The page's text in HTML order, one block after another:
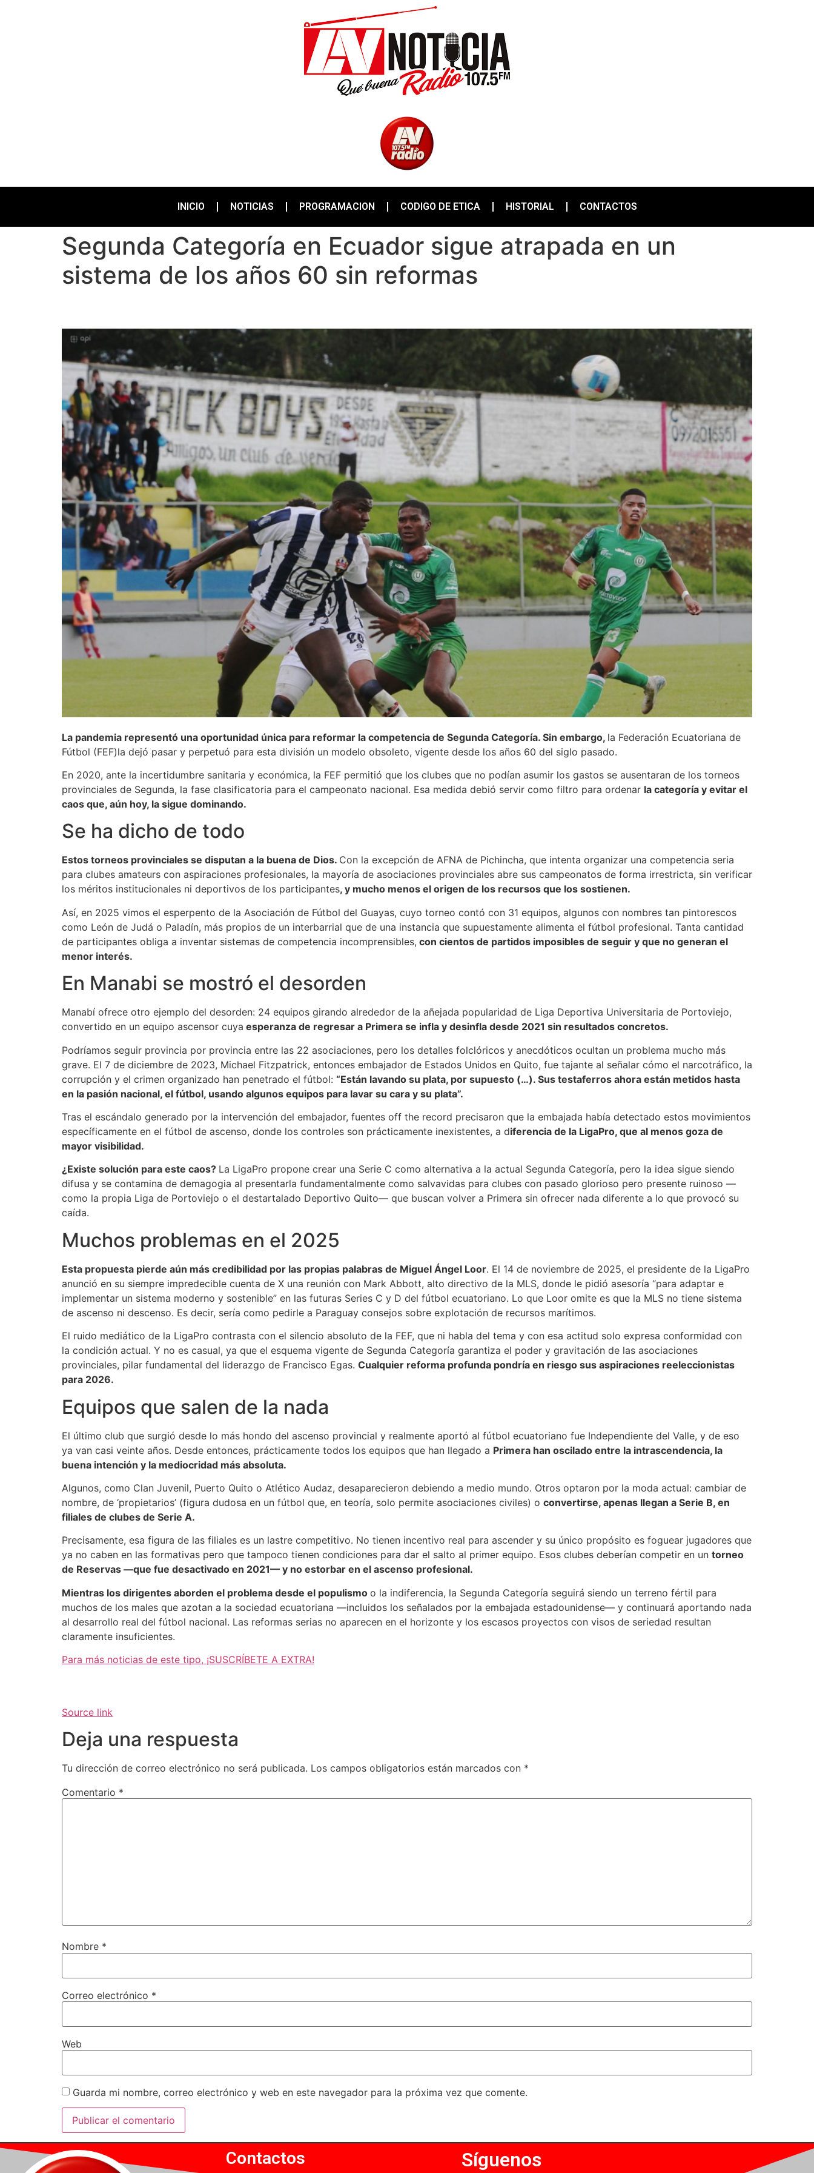
INICIO NOTICIAS PROGRAMACION CODIGO DE ETICA HISTORIAL CONTACTOS
Segunda Categoría en Ecuador sigue atrapada en un
sistema de los años 60 sin reformas
La pandemia representó una oportunidad única para reformar la competencia de Segunda Categoría. Sin embargo, la Federación Ecuatoriana de
Fútbol (FEF)la dejó pasar y perpetuó para esta división un modelo obsoleto, vigente desde los años 60 del siglo pasado.
En 2020, ante la incertidumbre sanitaria y económica, la FEF permitió que los clubes que no podían asumir los gastos se ausentaran de los torneos
provinciales de Segunda, la fase clasificatoria para el campeonato nacional. Esa medida debió servir como filtro para ordenar la categoría y evitar el
caos que, aún hoy, la sigue dominando.
Se ha dicho de todo
Estos torneos provinciales se disputan a la buena de Dios. Con la excepción de AFNA de Pichincha, que intenta organizar una competencia seria
para clubes amateurs con aspiraciones profesionales, la mayoría de asociaciones provinciales abre sus campeonatos de forma irrestricta, sin verificar
los méritos institucionales ni deportivos de los participantes, y mucho menos el origen de los recursos que los sostienen.
Así, en 2025 vimos el esperpento de la Asociación de Fútbol del Guayas, cuyo torneo contó con 31 equipos, algunos con nombres tan pintorescos
como León de Judá o Paladín, más propios de un interbarrial que de una instancia que supuestamente alimenta el fútbol profesional. Tanta cantidad
de participantes obliga a inventar sistemas de competencia incomprensibles, con cientos de partidos imposibles de seguir y que no generan el
menor interés.
En Manabi se mostró el desorden
Manabí ofrece otro ejemplo del desorden: 24 equipos girando alrededor de la añejada popularidad de Liga Deportiva Universitaria de Portoviejo,
convertido en un equipo ascensor cuya esperanza de regresar a Primera se infla y desinfla desde 2021 sin resultados concretos.
Podríamos seguir provincia por provincia entre las 22 asociaciones, pero los detalles folclóricos y anecdóticos ocultan un problema mucho más
grave. El 7 de diciembre de 2023, Michael Fitzpatrick, entonces embajador de Estados Unidos en Quito, fue tajante al señalar cómo el narcotráfico, la
corrupción y el crimen organizado han penetrado el fútbol: “Están lavando su plata, por supuesto (…). Sus testaferros ahora están metidos hasta
en la pasión nacional, el fútbol, usando algunos equipos para lavar su cara y su plata”.
Tras el escándalo generado por la intervención del embajador, fuentes off the record precisaron que la embajada había detectado estos movimientos
específicamente en el fútbol de ascenso, donde los controles son prácticamente inexistentes, a diferencia de la LigaPro, que al menos goza de
mayor visibilidad.
¿Existe solución para este caos? La LigaPro propone crear una Serie C como alternativa a la actual Segunda Categoría, pero la idea sigue siendo
difusa y se contamina de demagogia al presentarla fundamentalmente como salvavidas para clubes con pasado glorioso pero presente ruinoso —
como la propia Liga de Portoviejo o el destartalado Deportivo Quito— que buscan volver a Primera sin ofrecer nada diferente a lo que provocó su
caída.
Muchos problemas en el 2025
Esta propuesta pierde aún más credibilidad por las propias palabras de Miguel Ángel Loor. El 14 de noviembre de 2025, el presidente de la LigaPro
anunció en su siempre impredecible cuenta de X una reunión con Mark Abbott, alto directivo de la MLS, donde le pidió asesoría “para adaptar e
implementar un sistema moderno y sostenible” en las futuras Series C y D del fútbol ecuatoriano. Lo que Loor omite es que la MLS no tiene sistema
de ascenso ni descenso. Es decir, sería como pedirle a Paraguay consejos sobre explotación de recursos marítimos.
El ruido mediático de la LigaPro contrasta con el silencio absoluto de la FEF, que ni habla del tema y con esa actitud solo expresa conformidad con
la condición actual. Y no es casual, ya que el esquema vigente de Segunda Categoría garantiza el poder y gravitación de las asociaciones
provinciales, pilar fundamental del liderazgo de Francisco Egas. Cualquier reforma profunda pondría en riesgo sus aspiraciones reeleccionistas
para 2026.
Equipos que salen de la nada
El último club que surgió desde lo más hondo del ascenso provincial y realmente aportó al fútbol ecuatoriano fue Independiente del Valle, y de eso
ya van casi veinte años. Desde entonces, prácticamente todos los equipos que han llegado a Primera han oscilado entre la intrascendencia, la
buena intención y la mediocridad más absoluta.
Algunos, como Clan Juvenil, Puerto Quito o Atlético Audaz, desaparecieron debiendo a medio mundo. Otros optaron por la moda actual: cambiar de
nombre, de ‘propietarios’ (figura dudosa en un fútbol que, en teoría, solo permite asociaciones civiles) o convertirse, apenas llegan a Serie B, en
filiales de clubes de Serie A.
Precisamente, esa figura de las filiales es un lastre competitivo. No tienen incentivo real para ascender y su único propósito es foguear jugadores que
ya no caben en las formativas pero que tampoco tienen condiciones para dar el salto al primer equipo. Esos clubes deberían competir en un torneo
de Reservas —que fue desactivado en 2021— y no estorbar en el ascenso profesional.
Mientras los dirigentes aborden el problema desde el populismo o la indiferencia, la Segunda Categoría seguirá siendo un terreno fértil para
muchos de los males que azotan a la sociedad ecuatoriana —incluidos los señalados por la embajada estadounidense— y continuará aportando nada
al desarrollo real del fútbol nacional. Las reformas serias no aparecen en el horizonte y los escasos proyectos con visos de seriedad resultan
claramente insuficientes.
Para más noticias de este tipo, ¡SUSCRÍBETE A EXTRA!
Source link
Deja una respuesta
Tu dirección de correo electrónico no será publicada. Los campos obligatorios están marcados con *
Comentario *
Nombre *
Correo electrónico *
Web
Guarda mi nombre, correo electrónico y web en este navegador para la próxima vez que comente.
Contactos Síguenos